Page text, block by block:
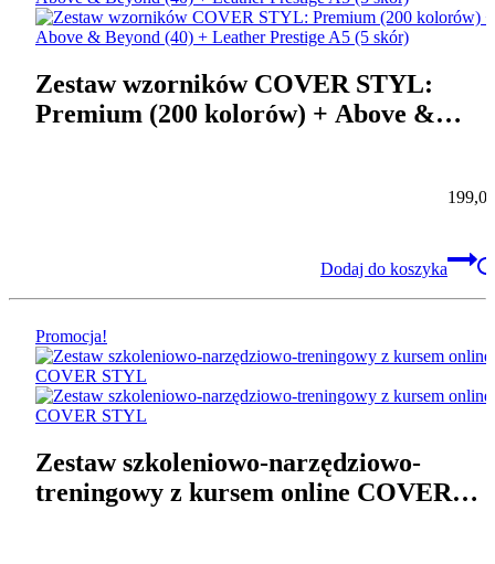
Zestaw wzorników COVER STYL:
Premium (200 kolorów) + Above &
Dodaj do koszyka
Promocja!
Zestaw szkoleniowo-narzędziowo-
treningowy z kursem online COVER